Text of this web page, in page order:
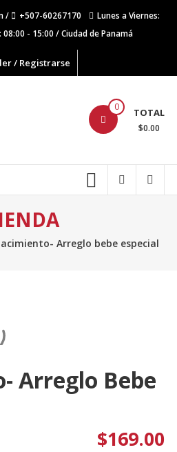
/ +507-60267170
Lunes a Viernes:
- 15:00 / Ciudad de Panamá
/ Registrarse
0 TOTAL
$0.00
Arreglo bebe especial
Arreglo Bebe
$169.00